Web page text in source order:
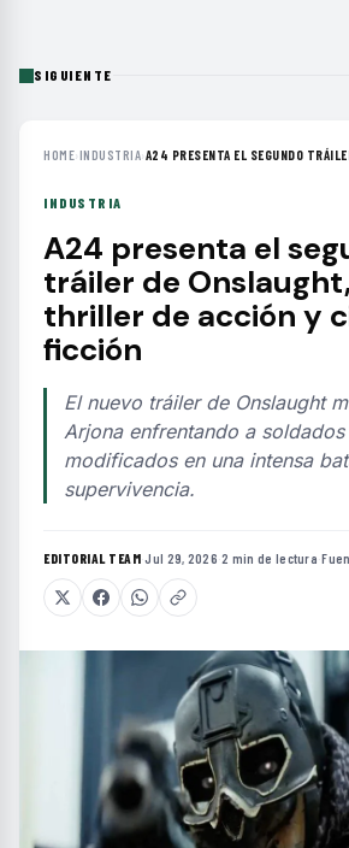
SIGUIENTE
HOME›INDUSTRIA›A24 PRESENTA EL SEGUNDO
INDUSTRIA
A24 presenta el
tráiler de
thriller de acción y
ficción
El nuevo tráiler de Onslaught
Arjona enfrentando a
modificados en una intensa
supervivencia.
EDITORIAL TEAM·Jul 29, 2026·2 min de lectura·